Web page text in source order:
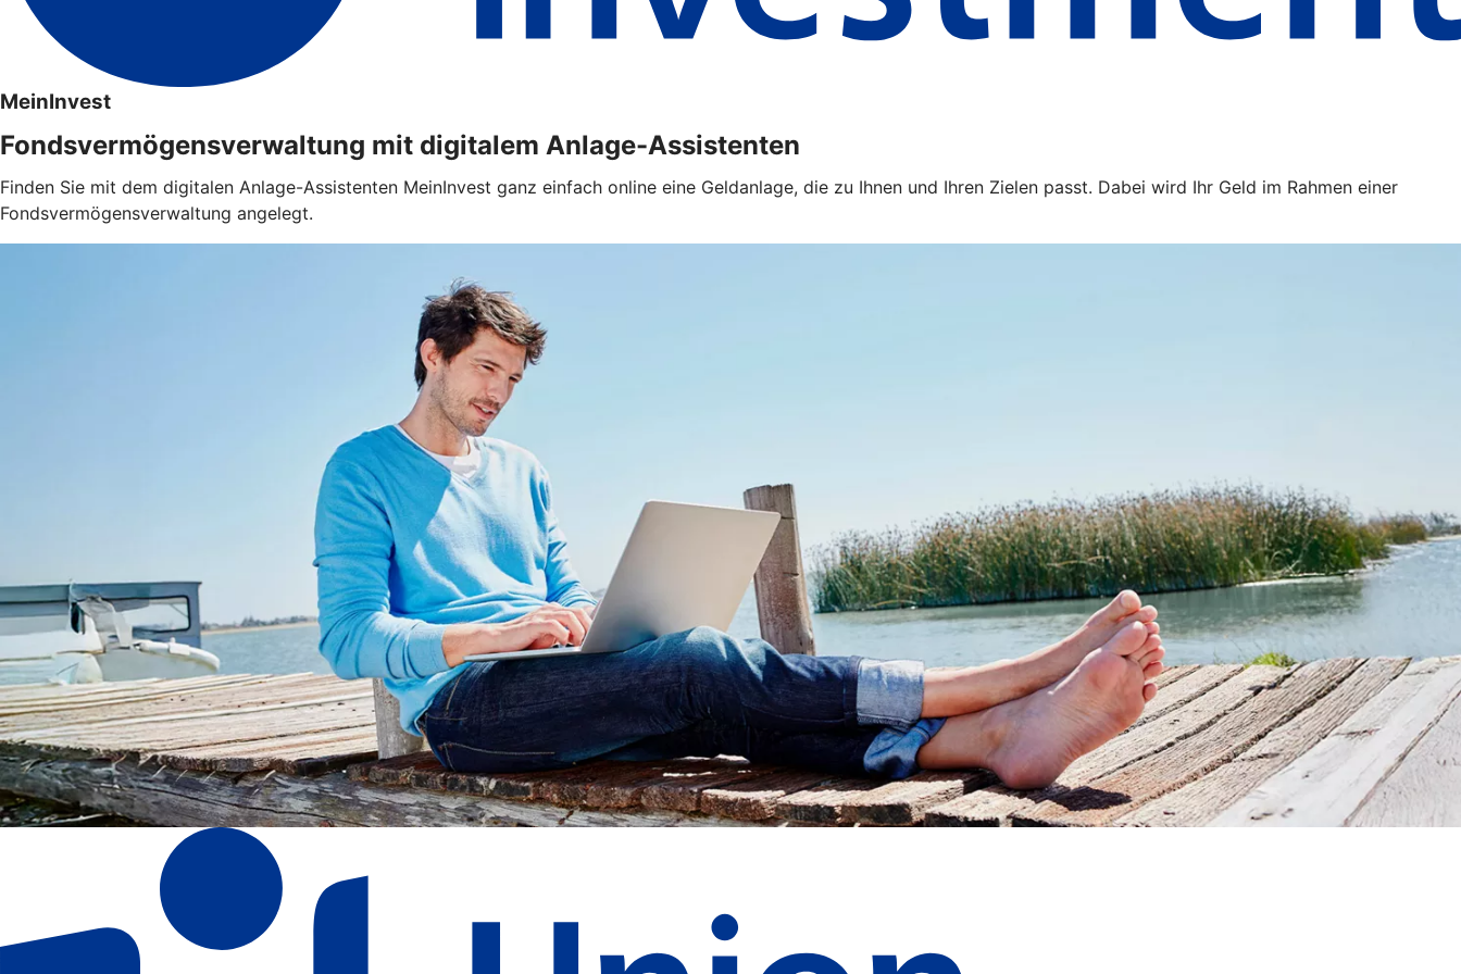
MeinInvest
Fondsvermögensverwaltung mit digitalem Anlage-Assistenten
Finden Sie mit dem digitalen Anlage-Assistenten MeinInvest ganz einfach online eine Geldanlage, die zu Ihnen und Ihren Zielen passt. Dabei wird Ihr Geld im Rahmen einer
Fondsvermögensverwaltung angelegt.